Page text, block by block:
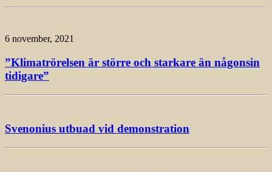
6 november, 2021
”Klimatrörelsen är större och starkare än någonsin
tidigare”
Svenonius utbuad vid demonstration